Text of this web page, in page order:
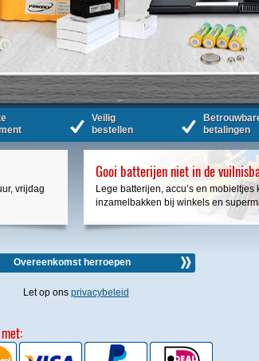
Veilig
bestellen
betalingen
vrijdag
Gooi batterijen niet in de
Lege batterijen, accu’s en mobieltjes
inzamelbakken bij winkels en
Overeenkomst herroepen
Let op ons privacybeleid